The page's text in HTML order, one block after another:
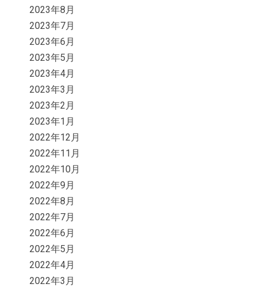
2023年8月
2023年7月
2023年6月
2023年5月
2023年4月
2023年3月
2023年2月
2023年1月
2022年12月
2022年11月
2022年10月
2022年9月
2022年8月
2022年7月
2022年6月
2022年5月
2022年4月
2022年3月